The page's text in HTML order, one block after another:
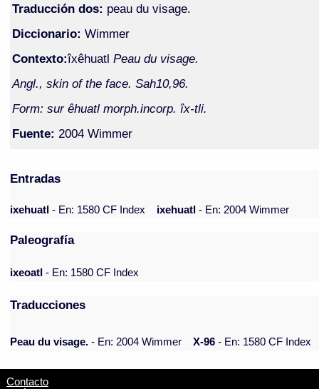
Traducción dos: peau du visage.
Diccionario: Wimmer
Contexto:îxêhuatl Peau du visage.
Angl., skin of the face. Sah10,96.
Form: sur êhuatl morph.incorp. îx-tli.
Fuente: 2004 Wimmer
Entradas
ixehuatl- En: 1580 CF Index ixehuatl- En: 2004 Wimmer
Paleografía
ixeoatl - En: 1580 CF Index
Traducciones
Peau du visage. - En: 2004 Wimmer X-96 - En: 1580 CF Index
Contacto